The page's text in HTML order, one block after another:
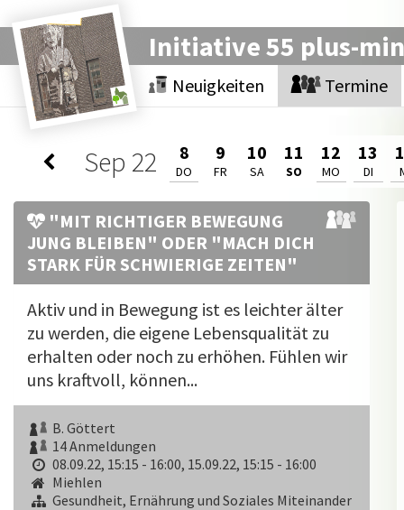
Initiative 55 plus-
Neuigkeiten Termine
Sep 22 8
DO
9
FR
10
SA
11
SO
12
MO
13
DI
"MIT RICHTIGER BEWEGUNG
JUNG BLEIBEN" ODER "MACH DICH
STARK FÜR SCHWIERIGE ZEITEN"
Aktiv und in Bewegung ist es leichter älter
zu werden, die eigene Lebensqualität zu
erhalten oder noch zu erhöhen. Fühlen wir
uns kraftvoll, können...
B. Göttert
14 Anmeldungen
08.09.22, 15:15 - 16:00, 15.09.22, 15:15 - 16:00
Miehlen
Gesundheit, Ernährung und Soziales Miteinander